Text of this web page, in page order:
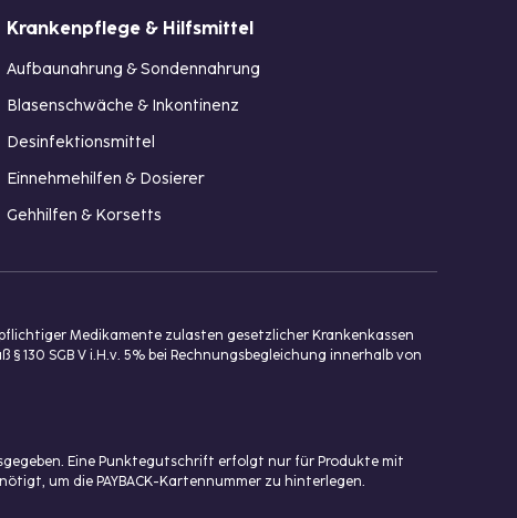
Krankenpflege & Hilfsmittel
Aufbaunahrung & Sondennahrung
Blasenschwäche & Inkontinenz
Desinfektionsmittel
Einnehmehilfen & Dosierer
Gehhilfen & Korsetts
Medikamente zulasten gesetzlicher Krankenkassen
130 SGB V i.H.v. 5% bei Rechnungsbegleichung innerhalb von
Eine Punktegutschrift erfolgt nur für Produkte mit
um die PAYBACK-Kartennummer zu hinterlegen.